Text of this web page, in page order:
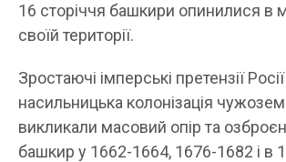
16 сторіччя башкири опинилися в
своїй території.
Зростаючі імперські претензії
насильницька колонізація
викликали масовий опір та
башкир у 1662-1664, 1676-1682 і в